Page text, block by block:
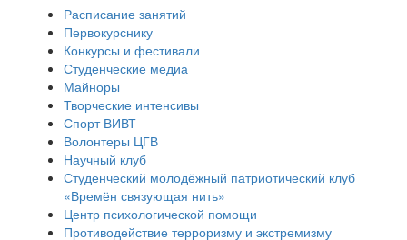
Расписание занятий
Первокурснику
Конкурсы и фестивали
Студенческие медиа
Майноры
Творческие интенсивы
Спорт ВИВТ
Волонтеры ЦГВ
Научный клуб
Студенческий молодёжный патриотический клуб
«Времён связующая нить»
Центр психологической помощи
Противодействие терроризму и экстремизму